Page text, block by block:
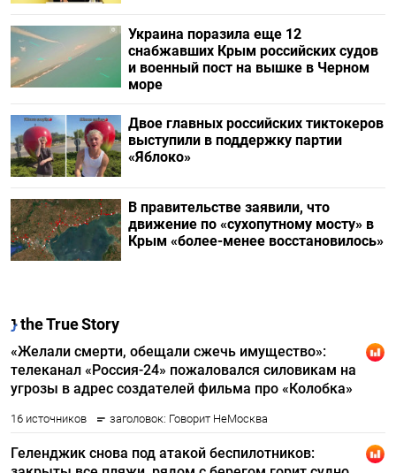
Украина поразила еще 12
снабжавших Крым российских судов
и военный пост на вышке в Черном
море
Двое главных российских тиктокеров
выступили в поддержку партии
«Яблоко»
В правительстве заявили, что
движение по «сухопутному мосту» в
Крым «более-менее восстановилось»